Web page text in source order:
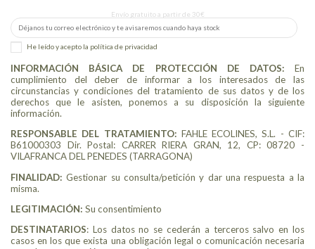
Envío gratuito a partir de 30€
He leído y acepto la política de privacidad
INFORMACIÓN BÁSICA DE PROTECCIÓN DE DATOS: En
cumplimiento del deber de informar a los interesados de las
circunstancias y condiciones del tratamiento de sus datos y de los
derechos que le asisten, ponemos a su disposición la siguiente
información.
RESPONSABLE DEL TRATAMIENTO: FAHLE ECOLINES, S.L. - CIF:
B61000303 Dir. Postal: CARRER RIERA GRAN, 12, CP: 08720 -
VILAFRANCA DEL PENEDES (TARRAGONA)
FINALIDAD: Gestionar su consulta/petición y dar una respuesta a la
misma.
LEGITIMACIÓN: Su consentimiento
DESTINATARIOS: Los datos no se cederán a terceros salvo en los
casos en los que exista una obligación legal o comunicación necesaria